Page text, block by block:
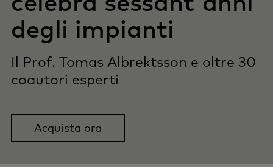
degli impianti
Il Prof. Tomas Albrektsson e oltre 30
coautori esperti
Acquista ora